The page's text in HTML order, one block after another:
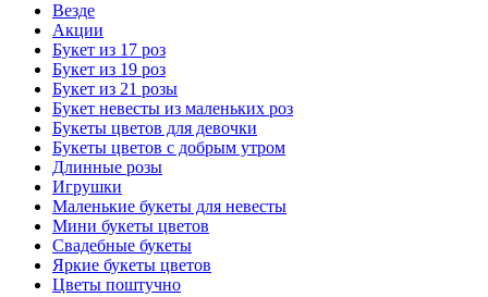
Везде
Акции
Букет из 17 роз
Букет из 19 роз
Букет из 21 розы
Букет невесты из маленьких роз
Букеты цветов для девочки
Букеты цветов с добрым утром
Длинные розы
Игрушки
Маленькие букеты для невесты
Мини букеты цветов
Свадебные букеты
Яркие букеты цветов
Цветы поштучно